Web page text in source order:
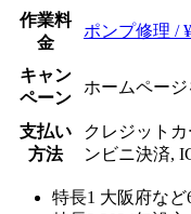
作業料
金
ポンプ修理 /
キャン
ペーン
ホームペー
支払い
方法
クレジット
ンビニ決済,
特長1 大阪府な